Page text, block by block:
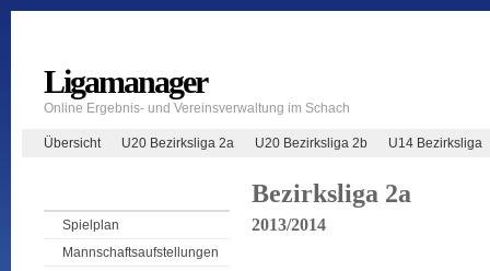
Ligamanager
Online Ergebnis- und Vereinsverwaltung im Schach
Übersicht U20 Bezirksliga 2a U20 Bezirksliga 2b U14 Bezirksliga
Spielplan
Mannschaftsaufstellungen
Bezirksliga 2a
2013/2014